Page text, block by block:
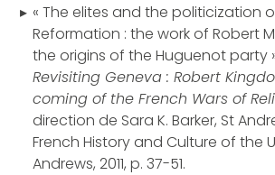
« The elites and the politicization
Reformation : the work of Robert
the origins of the Huguenot party
Revisiting Geneva : Robert
coming of the French Wars of
direction de Sara K. Barker, St
French History and Culture of the
Andrews, 2011, p. 37-51.